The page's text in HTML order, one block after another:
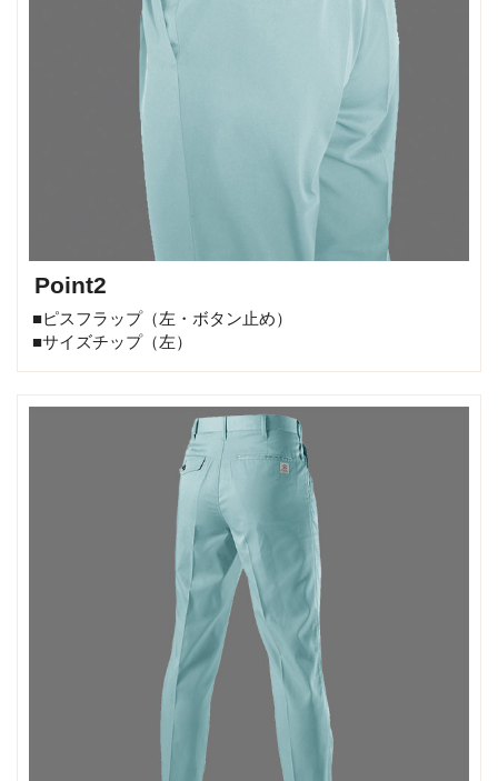
Point2
■ピスフラップ（左・ボタン止め）
■サイズチップ（左）